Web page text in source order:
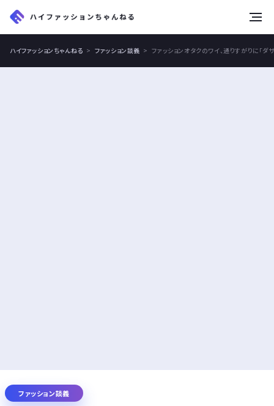
ハイファッションちゃんねる ファッション談義 ファッションオタクのワイ、通りすがりに「
ファッション談義